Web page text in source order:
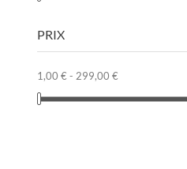
PRIX
1,00 € - 299,00 €